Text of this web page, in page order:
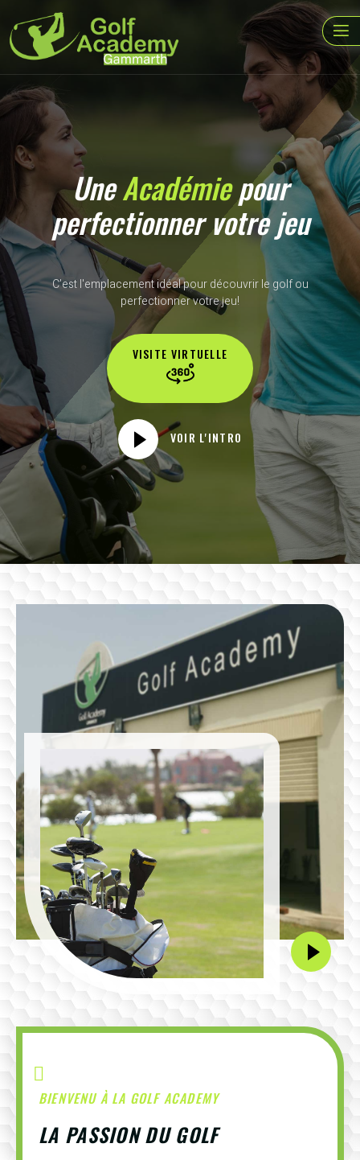
UneAcadémiepour
perfectionner votre jeu
C’est l'emplacement idéal pour découvrir le golf ou
perfectionner votre jeu!
VISITE VIRTUELLE
VOIR L'INTRO
BIENVENU À LA GOLF ACADEMY
LA PASSION DU GOLF